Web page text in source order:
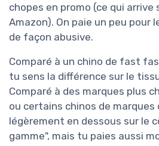
chopes en promo (ce qui arrive
Amazon). On paie un peu pour
de façon abusive.
Comparé à un chino de fast
tu sens la différence sur le
Comparé à des marques plus
ou certains chinos de
légèrement en dessous sur le
gamme", mais tu paies aussi